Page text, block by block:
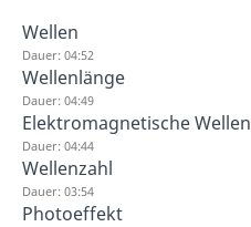
Wellen
Dauer: 04:52
Wellenlänge
Dauer: 04:49
Elektromagnetische Wellen
Dauer: 04:44
Wellenzahl
Dauer: 03:54
Photoeffekt